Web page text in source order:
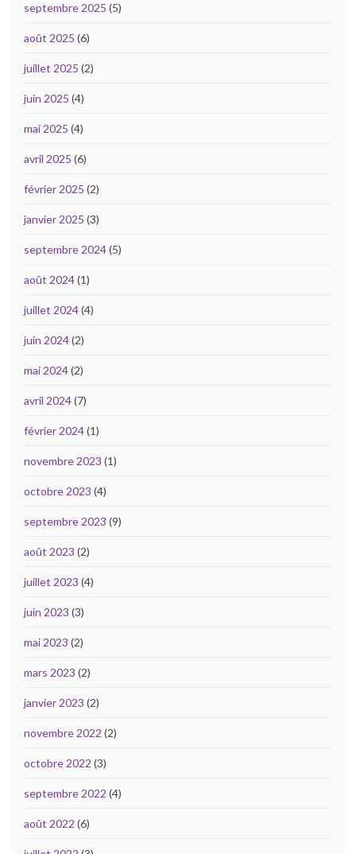
septembre 2025 (5)
août 2025 (6)
juillet 2025 (2)
juin 2025 (4)
mai 2025 (4)
avril 2025 (6)
février 2025 (2)
janvier 2025 (3)
septembre 2024(5)
août 2024(1)
juillet 2024(4)
juin 2024(2)
mai 2024(2)
avril 2024(7)
février 2024(1)
novembre 2023 (1)
octobre 2023 (4)
septembre 2023 (9)
août 2023 (2)
juillet 2023 (4)
juin 2023 (3)
mai 2023 (2)
mars 2023 (2)
janvier 2023 (2)
novembre 2022 (2)
octobre 2022 (3)
septembre 2022 (4)
août 2022 (6)